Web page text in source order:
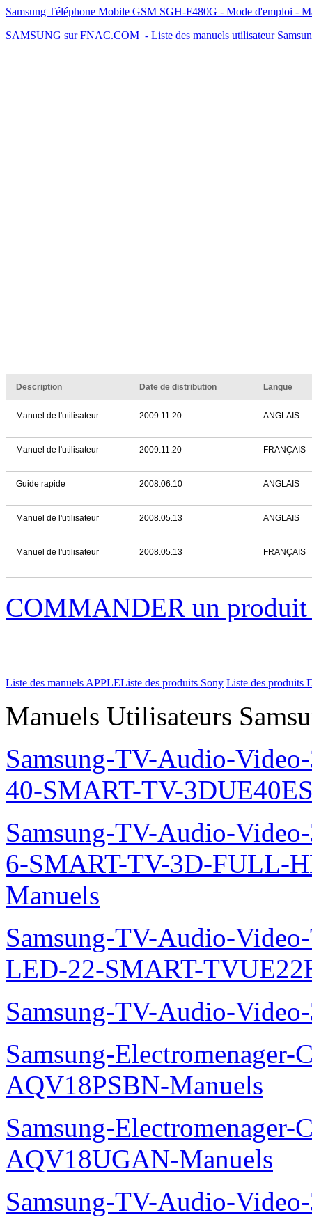
Samsung Téléphone Mobile GSM SGH-F480G - Mode d'emploi -
SAMSUNG sur FNAC.COM - Liste des manuels utilisateur
Description Date de distribution Langue
Manuel de l'utilisateur 2009.11.20 ANGLAIS
Manuel de l'utilisateur 2009.11.20 FRANÇAIS
Guide rapide 2008.06.10 ANGLAIS
Manuel de l'utilisateur 2008.05.13 ANGLAIS
Manuel de l'utilisateur 2008.05.13 FRANÇAIS
COMMANDER un
Liste des manuels APPLEListe des produits Sony Liste des produits
Manuels Utilisateurs
Samsung-TV-Audio-
40-SMART-TV-
Samsung-TV-Audio-
6-SMART-TV-3D-FULL-
Manuels
Samsung-TV-Audio-
LED-22-SMART-
Samsung-TV-Audio-
Samsung-Electromenager-
AQV18PSBN-Manuels
Samsung-Electromenager-
AQV18UGAN-Manuels
Samsung-TV-Audio-